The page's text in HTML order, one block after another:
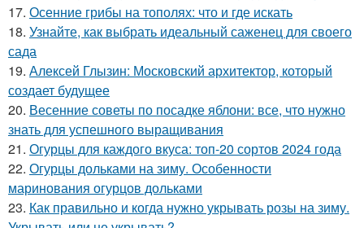
17. Осенние грибы на тополях: что и где искать
18. Узнайте, как выбрать идеальный саженец для своего
сада
19. Алексей Глызин: Московский архитектор, который
создает будущее
20. Весенние советы по посадке яблони: все, что нужно
знать для успешного выращивания
21. Огурцы для каждого вкуса: топ-20 сортов 2024 года
22. Огурцы дольками на зиму. Особенности
маринования огурцов дольками
23. Как правильно и когда нужно укрывать розы на зиму.